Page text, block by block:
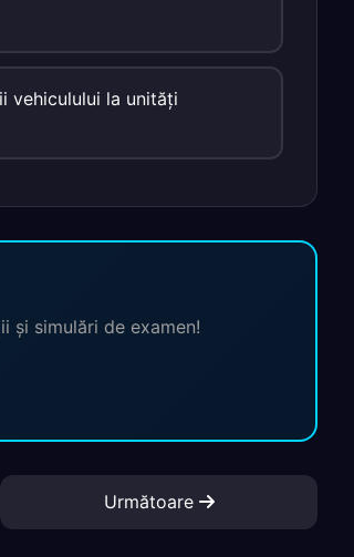
vehiculului la unităţi
și simulări de examen!
Următoare